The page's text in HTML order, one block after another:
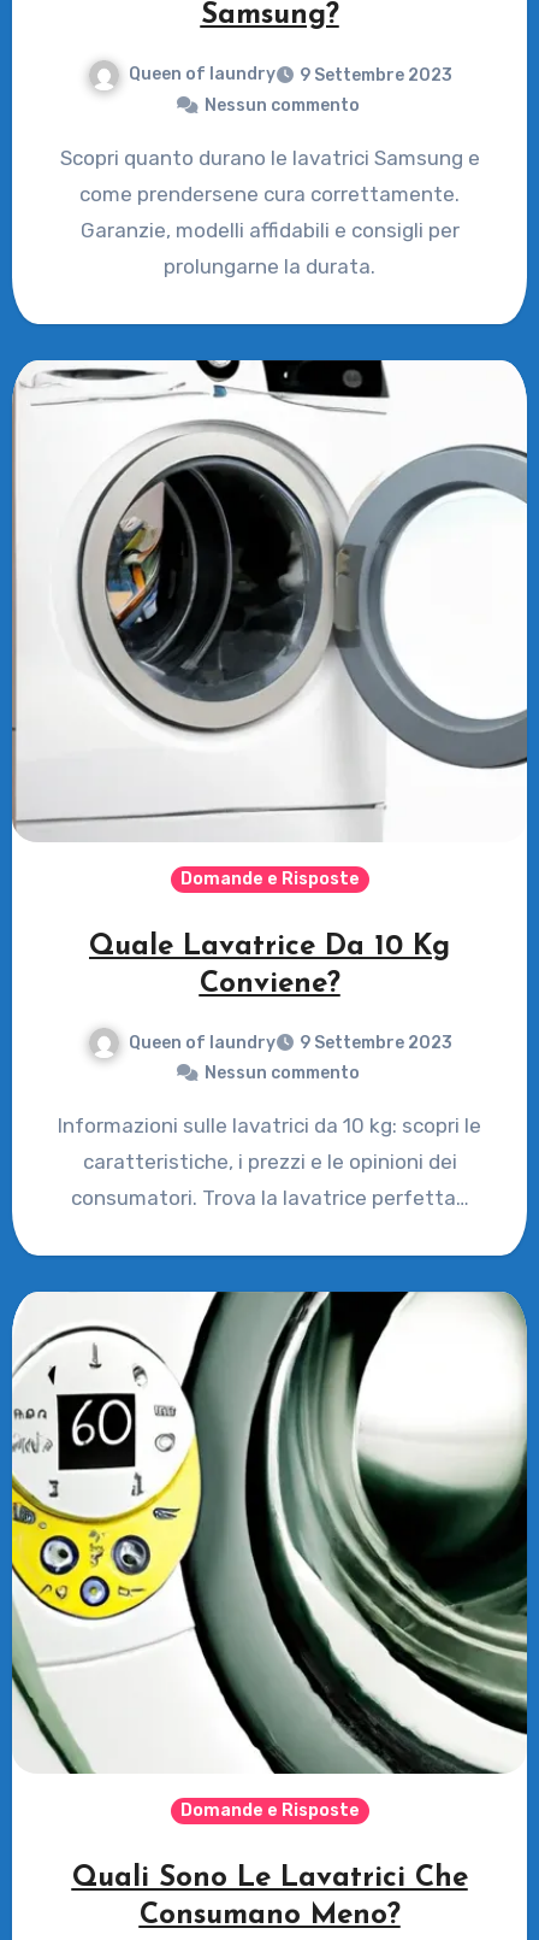
Samsung?
Queen of laundry
9 Settembre 2023
Nessun commento
Scopri quanto durano le lavatrici Samsung e
come prendersene cura correttamente.
Garanzie, modelli affidabili e consigli per
prolungarne la durata.
Domande e Risposte
Quale Lavatrice Da 10 Kg
Conviene?
Queen of laundry
9 Settembre 2023
Nessun commento
Informazioni sulle lavatrici da 10 kg: scopri le
caratteristiche, i prezzi e le opinioni dei
consumatori. Trova la lavatrice perfetta…
Domande e Risposte
Quali Sono Le Lavatrici Che
Consumano Meno?